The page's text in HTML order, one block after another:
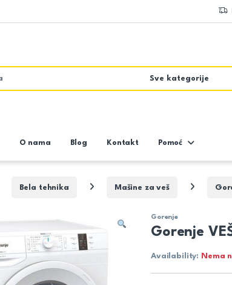
O nama Blog Kontakt Pomoć
Bela tehnika Mašine za veš
Gorenje
Gorenje
Availability: Nema